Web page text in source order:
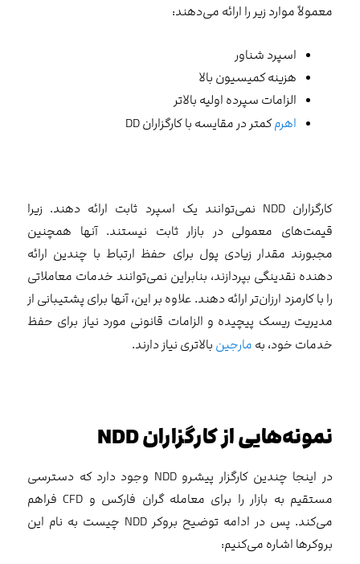
معمولاً موارد زیر را ارائه می‌دهند:
اسپرد شناور
هزینه کمیسیون بالا
الزامات سپرده اولیه بالاتر
اهرمکمتر در مقایسه با کارگزاران DD
کارگزاران NDD نمی‌توانند یک اسپرد ثابت ارائه دهند. زیرا
قیمت‌های معمولی در بازار ثابت نیستند. آنها همچنین
مجبورند مقدار زیادی پول برای حفظ ارتباط با چندین ارائه
دهنده نقدینگی بپردازند، بنابراین نمی‌توانند خدمات معاملاتی
را با کارمزد ارزان‌تر ارائه دهند. علاوه بر این، آنها برای پشتیبانی از
مدیریت ریسک پیچیده و الزامات قانونی مورد نیاز برای حفظ
خدمات خود، به مارجین بالاتری نیاز دارند.
نمونه‌هایی از کارگزارانNDD
در اینجا چندین کارگزار پیشرو NDD وجود دارد که دسترسی
مستقیم به بازار را برای معامله گران فارکس و CFD فراهم
می‌کند. پس در ادامه توضیح بروکر NDD چیست به نام این
بروکرها اشاره می‌کنیم: